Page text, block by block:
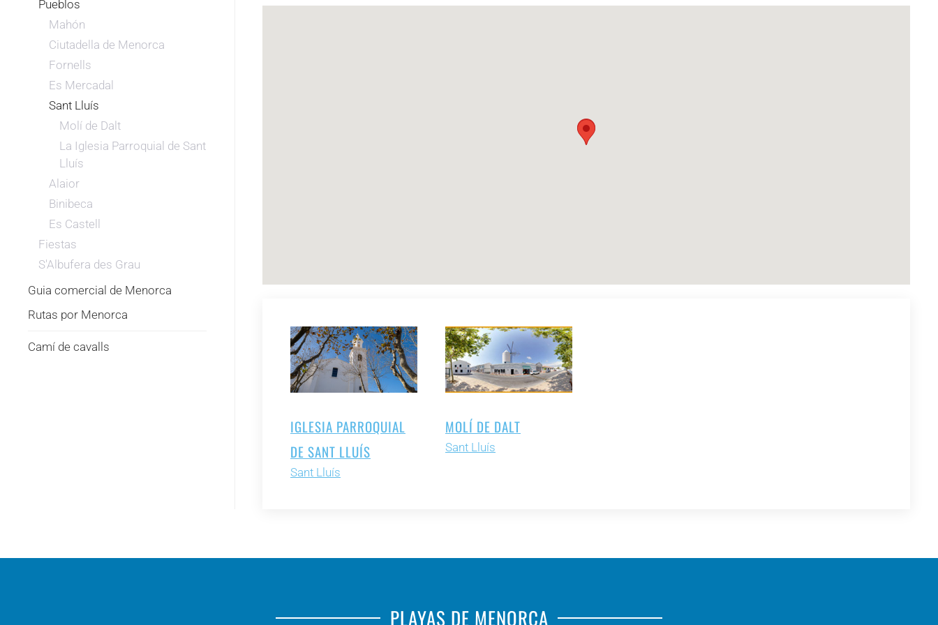
IGLESIA PARROQUIAL
DE SANT LLUÍS
Sant Lluís
MOLÍ DE DALT
Sant Lluís
Pueblos
Mahón
Ciutadella de Menorca
Fornells
Es Mercadal
Sant Lluís
Molí de Dalt
La Iglesia Parroquial de Sant
Lluís
Alaior
Binibeca
Es Castell
Fiestas
S'Albufera des Grau
Guia comercial de Menorca
Rutas por Menorca
Camí de cavalls
PLAYAS DE MENORCA